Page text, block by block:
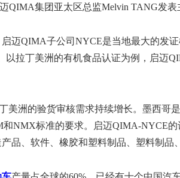
QIMA集团亚太区总监Melvin TANG发表
QIMA子公司NYCE是当地最大的发
拉丁美洲的有机食品认证为例，启迈
的验货审核需求持续增长。墨西哥
NMX标准的要求。启迈QIMA-NYCE
品、软件、橡胶和塑料制品、塑料制品